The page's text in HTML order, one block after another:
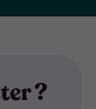
?